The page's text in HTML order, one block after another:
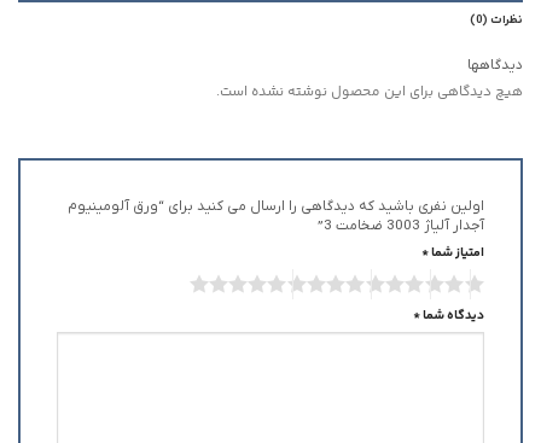
نظرات (0)
دیدگاهها
هیچ دیدگاهی برای این محصول نوشته نشده است.
اولین نفری باشید که دیدگاهی را ارسال می کنید برای “ورق آلومینیوم
آجدار آلیاژ 3003 ضخامت 3”
امتیاز شما*
دیدگاه شما*